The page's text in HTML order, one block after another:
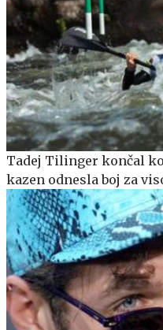
Tadej Tilinger končal
kazen odnesla boj za